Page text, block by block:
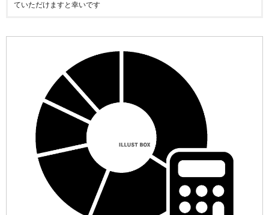
ていただけますと幸いです